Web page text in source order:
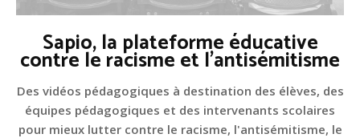
Sapio, la plateforme éducative
contre le racisme et l'antisémitisme
Des vidéos pédagogiques à destination des élèves, des
équipes pédagogiques et des intervenants scolaires
pour mieux lutter contre le racisme, l'antisémitisme, le